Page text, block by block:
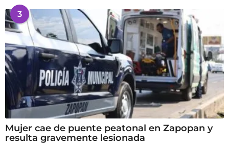
3
Mujer cae de puente peatonal en Zapopan y
resulta gravemente lesionada